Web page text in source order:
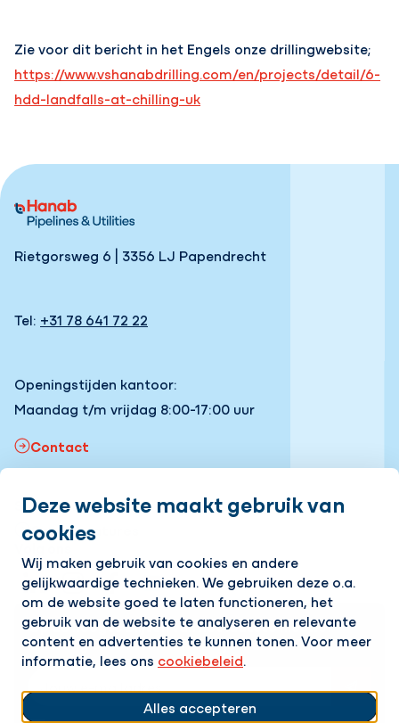
Deze website maakt gebruik van
cookies
Wij maken gebruik van cookies en andere
gelijkwaardige technieken. We gebruiken deze o.a.
om de website goed te laten functioneren, het
gebruik van de website te analyseren en relevante
content en advertenties te kunnen tonen. Voor meer
informatie, lees ons cookiebeleid.
Alles accepteren
Zie voor dit bericht in het Engels onze drillingwebsite;
https://www.vshanabdrilling.com/en/projects/detail/6-
hdd-landfalls-at-chilling-uk
Rietgorsweg 6 | 3356 LJ Papendrecht
Tel: +31 78 641 72 22
Openingstijden kantoor:
Maandag t/m vrijdag 8:00-17:00 uur
Contact
Snel naar
Onze vacatures
LinkedInInstagramFacebookYouTube
Op de hoogte blijven van het laatste nieuws?
Ontvang onze nieuwsbrief in je mailbox!